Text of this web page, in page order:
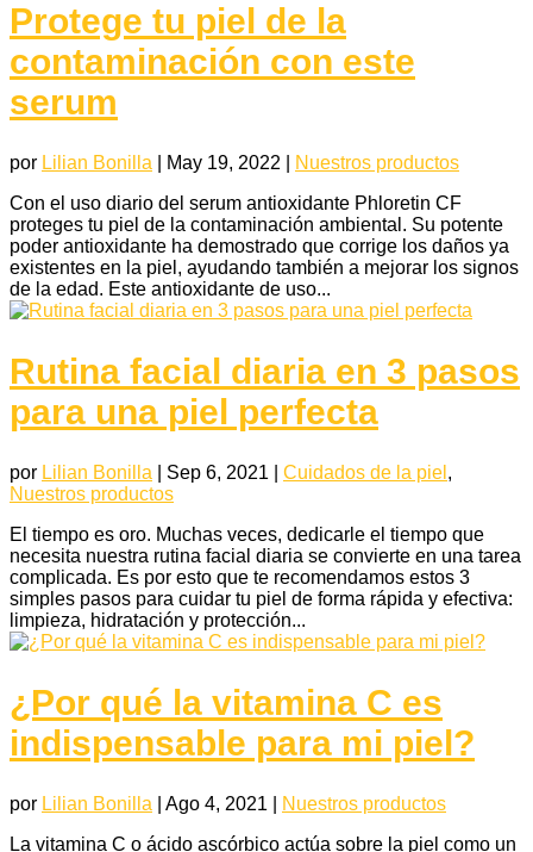
Protege tu piel de la
contaminación con este
serum
por Lilian Bonilla May 19, 2022
Nuestros productos
Con el uso diario del serum antioxidante Phloretin CF
proteges tu piel de la contaminación ambiental. Su potente
poder antioxidante ha demostrado que corrige los daños ya
existentes en la piel, ayudando también a mejorar los signos
de la edad. Este antioxidante de uso...
Rutina facial diaria en 3 pasos
para una piel perfecta
por Lilian Bonilla Sep 6, 2021 Cuidados de la piel ,
Nuestros productos
El tiempo es oro. Muchas veces, dedicarle el tiempo que
necesita nuestra rutina facial diaria se convierte en una tarea
complicada. Es por esto que te recomendamos estos 3
simples pasos para cuidar tu piel de forma rápida y efectiva:
limpieza, hidratación y protección...
¿Por qué la vitamina C es
indispensable para mi piel?
por Lilian Bonilla Ago 4, 2021
Nuestros productos
La vitamina C o ácido ascórbico actúa sobre la piel como un